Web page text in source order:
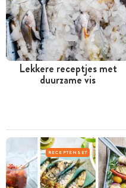
Lekkere receptjes met
duurzame vis
RECEPTENSET